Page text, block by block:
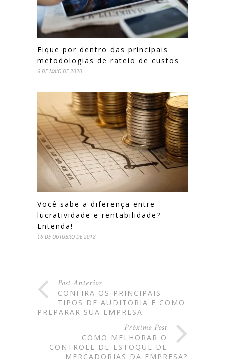
Fique por dentro das principais
metodologias de rateio de custos
6 DE MAIO DE 2020
Você sabe a diferença entre
lucratividade e rentabilidade?
Entenda!
16 DE OUTUBRO DE 2018
Post Anterior
CONFIRA OS PRINCIPAIS
TIPOS DE AUDITORIA E COMO
PREPARAR SUA EMPRESA
Próximo Post
COMO MELHORAR O
CONTROLE DE ESTOQUE DE
MERCADORIAS DA EMPRESA?